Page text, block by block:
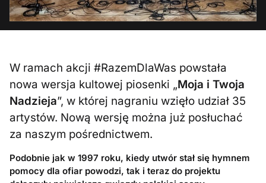
W ramach akcji #RazemDlaWas powstała
nowa wersja kultowej piosenki „Moja i Twoja
Nadzieja”, w której nagraniu wzięło udział 35
artystów. Nową wersję można już posłuchać
za naszym pośrednictwem.
Podobnie jak w 1997 roku, kiedy utwór stał się hymnem
pomocy dla ofiar powodzi, tak i teraz do projektu